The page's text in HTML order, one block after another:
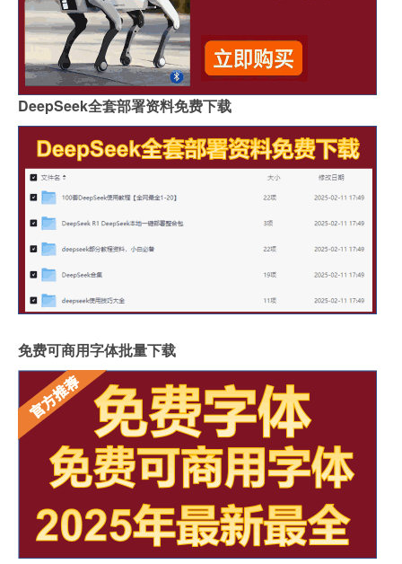
DeepSeek全套部署资料免费下载
免费可商用字体批量下载